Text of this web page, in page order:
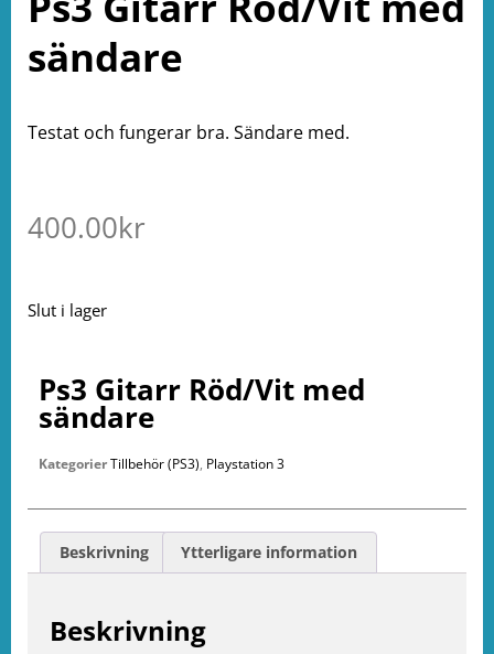
sändare
Testat och fungerar bra. Sändare med.
400.00kr
Slut i lager
Ps3 Gitarr Röd/Vit med
sändare
KategorierTillbehör (PS3), Playstation 3
Beskrivning Ytterligare information
Beskrivning